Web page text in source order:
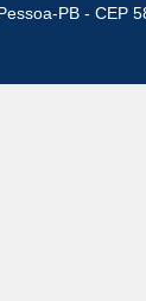
PB - CEP